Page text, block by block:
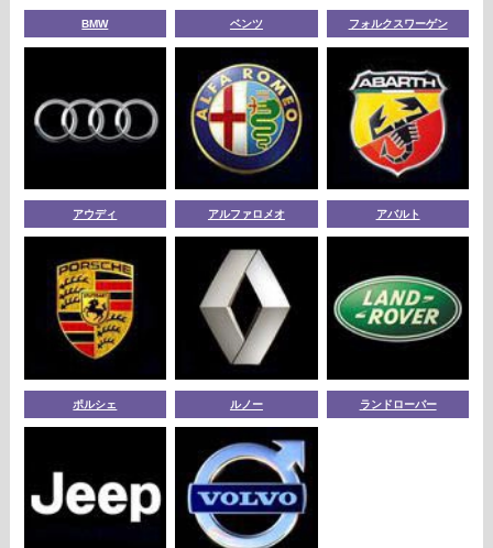
BMW ベンツ フォルクスワーゲン
アウディ アルファロメオ アバルト
ポルシェ ルノー ランドローバー